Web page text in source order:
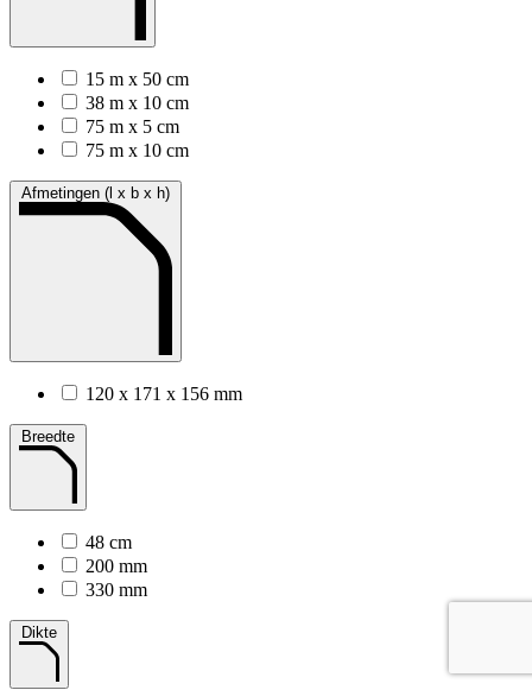
15 m x 50 cm
38 m x 10 cm
75 m x 5 cm
75 m x 10 cm
Afmetingen (l x b x h)
120 x 171 x 156 mm
Breedte
48 cm
200 mm
330 mm
Dikte